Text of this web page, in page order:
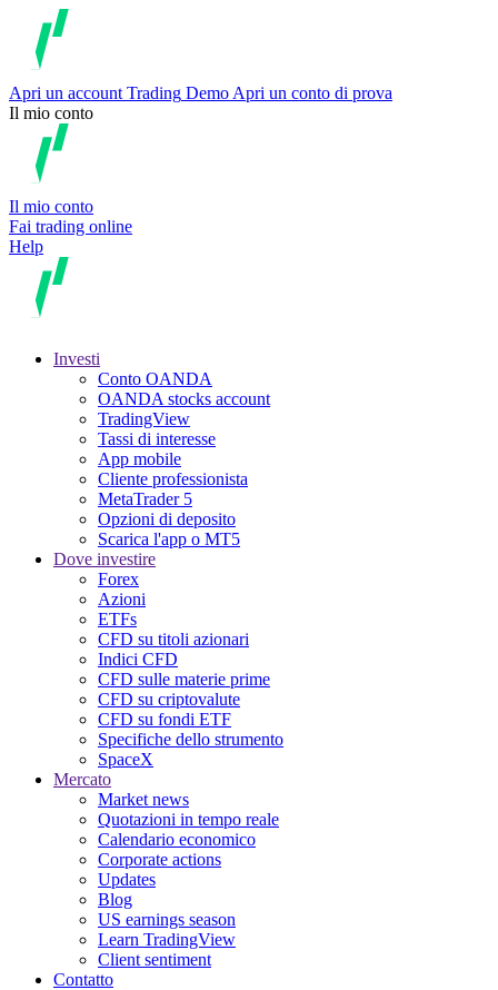
Apri un account Trading Demo Apri un conto di prova
Il mio conto
Il mio conto
Fai trading online
Help
Investi
Conto OANDA
OANDA stocks account
TradingView
Tassi di interesse
App mobile
Cliente professionista
MetaTrader 5
Opzioni di deposito
Scarica l'app o MT5
Dove investire
Forex
Azioni
ETFs
CFD su titoli azionari
Indici CFD
CFD sulle materie prime
CFD su criptovalute
CFD su fondi ETF
Specifiche dello strumento
SpaceX
Mercato
Market news
Quotazioni in tempo reale
Calendario economico
Corporate actions
Updates
Blog
US earnings season
Learn TradingView
Client sentiment
Contatto